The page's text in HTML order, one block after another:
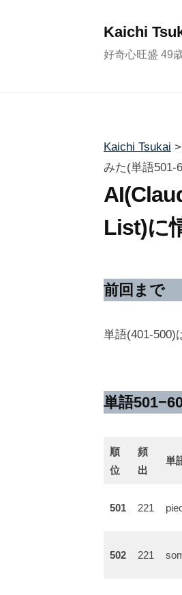
Kaichi
好奇心旺盛 49
Kaichi Tsukai >
みた(単語501-
List)に
0
2
年
2
1
y
塚
海
1
件
コ
ト
前回まで
単語(401-500)
単語
順
位
頻
出
単
501 221
502 221